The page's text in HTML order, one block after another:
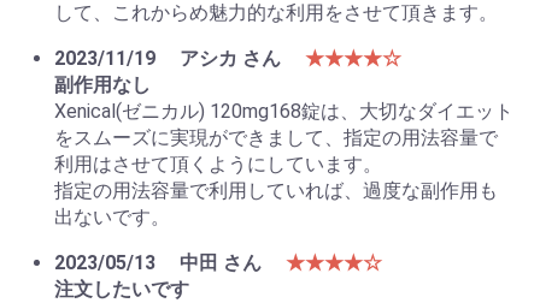
して、これからめ魅力的な利用をさせて頂きます。
2023/11/19
アシカ さん
★★★★☆
副作用なし
Xenical(ゼニカル) 120mg168錠は、大切なダイエット
をスムーズに実現ができまして、指定の用法容量で
利用はさせて頂くようにしています。
指定の用法容量で利用していれば、過度な副作用も
出ないです。
2023/05/13
中田 さん
★★★★☆
注文したいです